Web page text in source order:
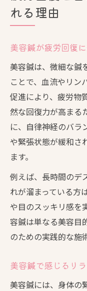
れる理由
美容鍼が疲労回復
美容鍼は、微細な鍼
ことで、血流やリン
促進により、疲労物
然な回復力が高まる
に、自律神経のバラ
や緊張状態が緩和さ
ます。
例えば、長時間のデ
れが溜まっている方
や目のスッキリ感を
容鍼は単なる美容目
のための実践的な施
美容鍼で感じるリ
美容鍼には、身体の